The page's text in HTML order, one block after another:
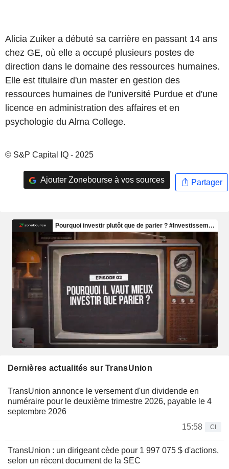
Alicia Zuiker a débuté sa carrière en passant 14 ans
chez GE, où elle a occupé plusieurs postes de
direction dans le domaine des ressources humaines.
Elle est titulaire d'un master en gestion des
ressources humaines de l'université Purdue et d'une
licence en administration des affaires et en
psychologie du Alma College.
© S&P Capital IQ - 2025
Ajouter Zonebourse à vos sources Partager
Dernières actualités sur TransUnion
TransUnion annonce le versement d'un dividende en
numéraire pour le deuxième trimestre 2026, payable le 4
septembre 2026
15:58
CI
TransUnion : un dirigeant cède pour 1 997 075 $ d'actions,
selon un récent document de la SEC